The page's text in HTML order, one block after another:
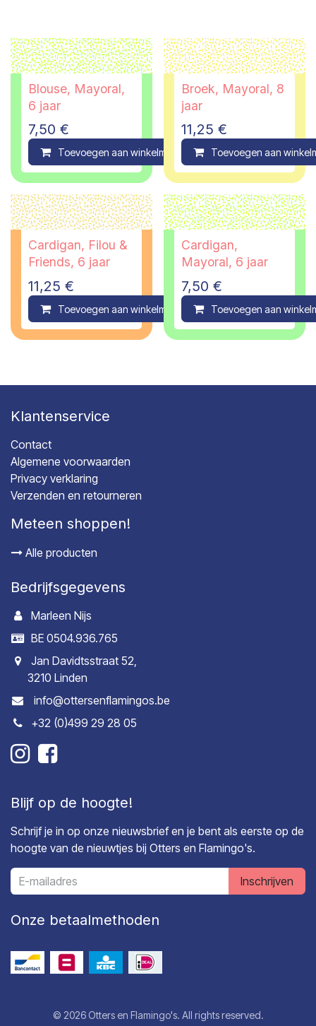
Blouse, Mayoral,
6 jaar
7,50 €
Toevoegen aan winkelmandje Compare
Broek, Mayoral, 8
jaar
11,25 €
Toevoegen aan
Cardigan, Filou &
Friends, 6 jaar
11,25 €
Toevoegen aan winkelmandje Compare
Cardigan,
Mayoral, 6 jaar
7,50 €
Toevoegen aan
Klantenservice
Contact
Algemene voorwaarden
Privacy verklaring
Verzenden en retourneren
Meteen shoppen!
Alle producten
Bedrijfsgegevens
Marleen Nijs
BE 0504.936.765
Jan Davidtsstraat 52,
3210 Linden
info@ottersenflamingos.be
+32 (0)499 29 28 05
Blijf op de hoogte!
Schrijf je in op onze nieuwsbrief en je bent als eerste op de
hoogte van de nieuwtjes bij Otters en Flamingo's.
Inschrijven
Onze betaalmethoden
© 2026 Otters en Flamingo's. All rights reserved.